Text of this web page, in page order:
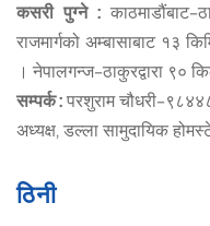
कसरी पुग्ने :
राजमार्गको अम्बासाबाट १३
। नेपालगन्ज–ठाकुरद्वारा ९०
सम्पर्क :परशुराम
अध्यक्ष, डल्ला सामुदायिक
ठिनी